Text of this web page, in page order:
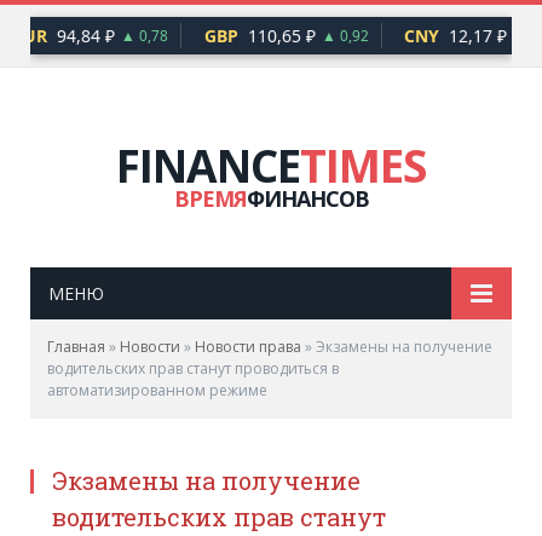
EUR 94,84 ₽ ▲ 0,78 GBP 110,65 ₽ ▲ 0,92 CNY 12,17 ₽
FINANCETIMES
ВРЕМЯФИНАНСОВ
МЕНЮ
Главная » Новости » Новости права »Экзамены на получение
водительских прав станут проводиться в
автоматизированном режиме
Экзамены на получение
водительских прав станут